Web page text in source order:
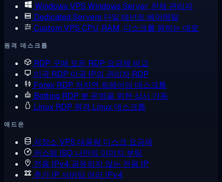
Windows VPS Windows Server, 전체 관리자
Dedicated Servers 단일 테넌트 베어메탈
Custom VPS CPU, RAM, 디스크를 원하는 대로
원격 데스크톱
RDP 구매 모든 RDP 요금제 비교
미국 RDP 미국 IP의 관리자 RDP
Forex RDP 저지연 트레이딩 데스크톱
Botting RDP 봇 운영을 위한 상시 가동
Linux RDP 원격 Linux 데스크톱
애드온
저장소 VPS 대용량 디스크 요금제
커스텀 ISO 나만의 이미지 부팅
전용 IPv4 공유되지 않는 전용 IP
추가 IP 서버당 여러 IPv4